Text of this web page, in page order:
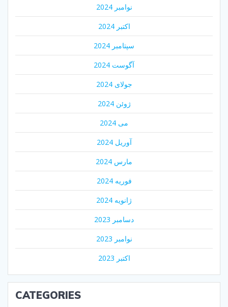
نوامبر 2024
اکتبر 2024
سپتامبر 2024
آگوست 2024
جولای 2024
ژوئن 2024
می 2024
آوریل 2024
مارس 2024
فوریه 2024
ژانویه 2024
دسامبر 2023
نوامبر 2023
اکتبر 2023
CATEGORIES